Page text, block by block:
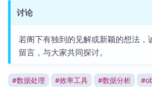
讨论
若阁下有独到的见解或新颖的想法，
留言，与大家共同探讨。
#数据处理 #效率工具 #数据分析 #